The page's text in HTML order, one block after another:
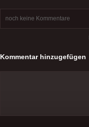
noch keine Kommentare
Kommentar hinzugefügen